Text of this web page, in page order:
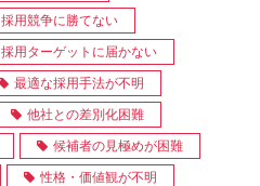
採用競争に勝てない
採用ターゲットに届かない
最適な採用手法が不明
他社との差別化困難
候補者の見極めが困難
性格・価値観が不明